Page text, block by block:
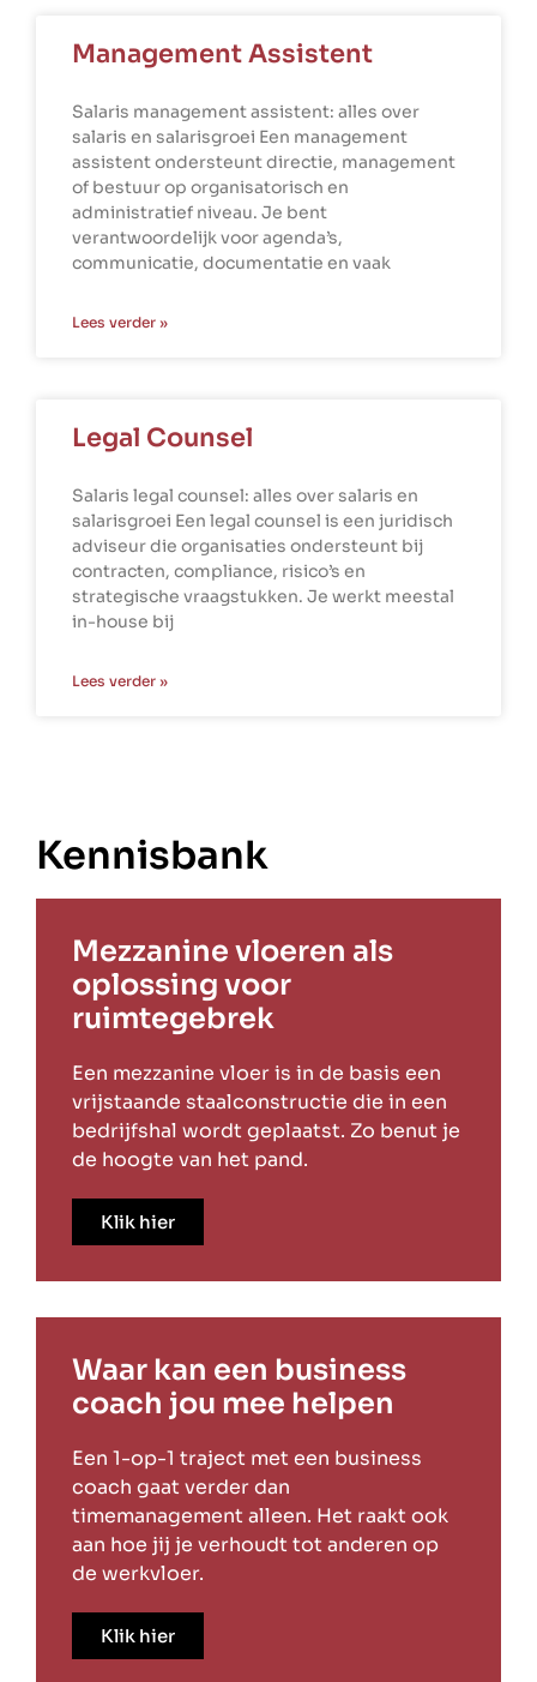
Management Assistent
Salaris management assistent: alles over
salaris en salarisgroei Een management
assistent ondersteunt directie, management
of bestuur op organisatorisch en
administratief niveau. Je bent
verantwoordelijk voor agenda’s,
communicatie, documentatie en vaak
Lees verder »
Legal Counsel
Salaris legal counsel: alles over salaris en
salarisgroei Een legal counsel is een juridisch
adviseur die organisaties ondersteunt bij
contracten, compliance, risico’s en
strategische vraagstukken. Je werkt meestal
in-house bij
Lees verder »
Kennisbank
Mezzanine vloeren als
oplossing voor
ruimtegebrek
Een mezzanine vloer is in de basis een
vrijstaande staalconstructie die in een
bedrijfshal wordt geplaatst. Zo benut je
de hoogte van het pand.
Klik hier
Waar kan een business
coach jou mee helpen
Een 1-op-1 traject met een business
coach gaat verder dan
timemanagement alleen. Het raakt ook
aan hoe jij je verhoudt tot anderen op
de werkvloer.
Klik hier